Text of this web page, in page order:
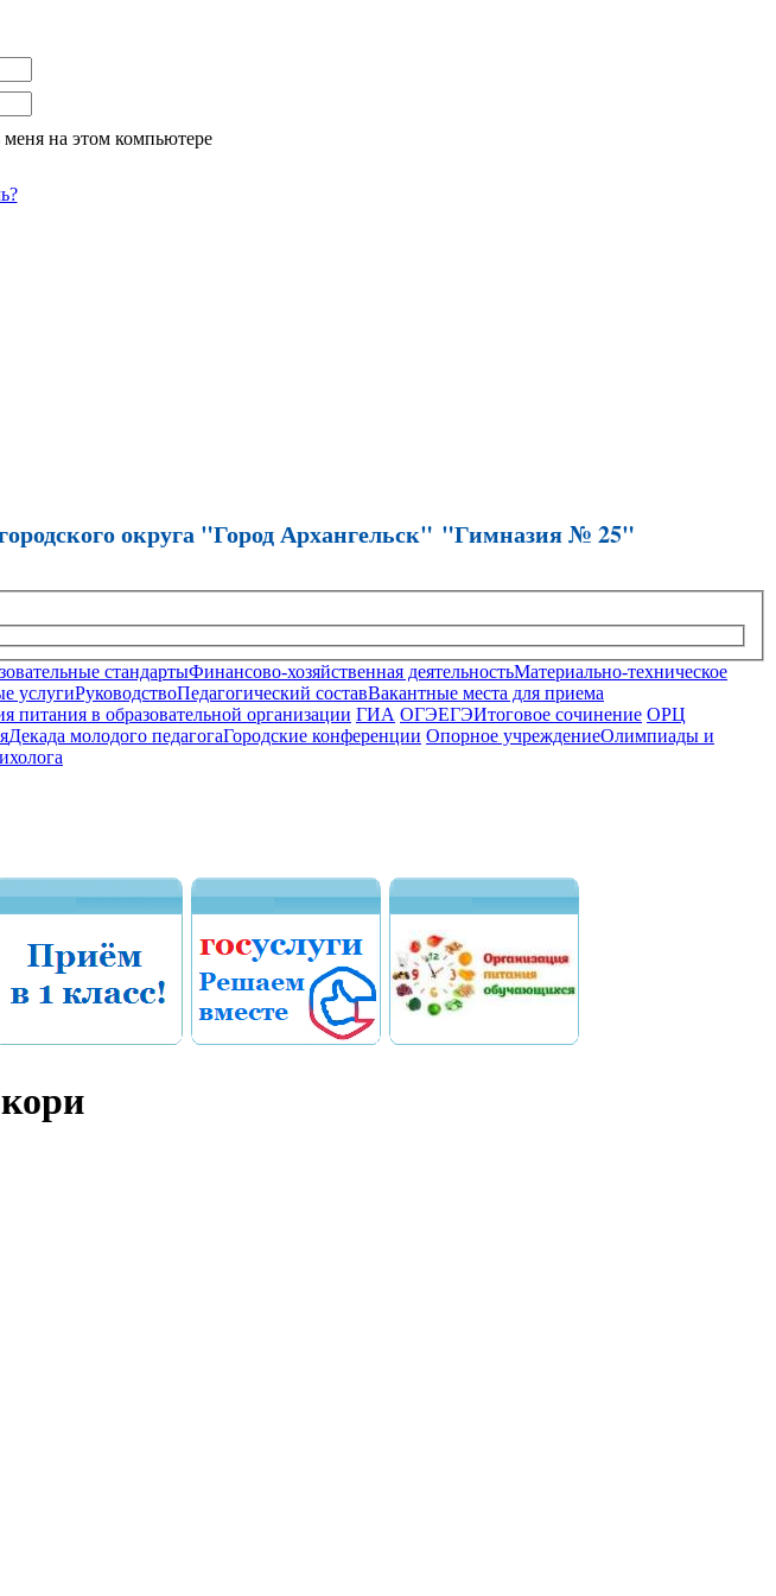
на этом компьютере
округа "Город Архангельск" "Гимназия № 25"
стандартыФинансово-хозяйственная деятельностьМатериально-техническое
услугиРуководствоПедагогический составВакантные места для приема
питания в образовательной организации ГИА ОГЭЕГЭИтоговое сочинение ОРЦ
Декада молодого педагогаГородские конференции Опорное учреждениеОлимпиады и